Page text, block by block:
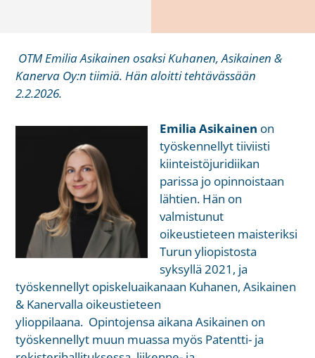
OTM Emilia Asikainen osaksi Kuhanen, Asikainen &
Kanerva Oy:n tiimiä. Hän aloitti tehtävässään
2.2.2026.
Emilia Asikainen on
työskennellyt tiiviisti
kiinteistöjuridiikan
parissa jo opinnoistaan
lähtien. Hän on
valmistunut
oikeustieteen maisteriksi
Turun yliopistosta
syksyllä 2021, ja
työskennellyt opiskeluaikanaan Kuhanen, Asikainen
& Kanervalla oikeustieteen
ylioppilaana. Opintojensa aikana Asikainen on
työskennellyt muun muassa myös Patentti- ja